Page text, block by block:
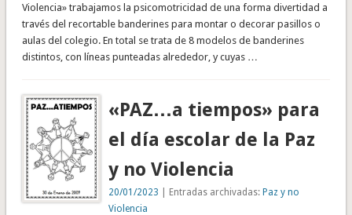
Violencia» trabajamos la psicomotricidad de una forma divertidad a
través del recortable banderines para montar o decorar pasillos o
aulas del colegio. En total se trata de 8 modelos de banderines
distintos, con líneas punteadas alrededor, y cuyas …
«PAZ…a tiempos» para
el día escolar de la Paz
y no Violencia
20/01/2023 | Entradas archivadas:Paz y no
Violencia